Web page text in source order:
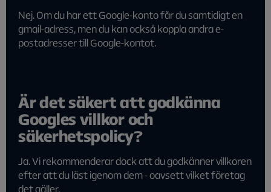
Nej. Om du har ett Google-konto får du samtidigt en
gmail-adress, men du kan också koppla andra e-
postadresser till Google-kontot.
Är det säkert att godkänna
Googles villkor och
säkerhetspolicy?
Ja. Vi rekommenderar dock att du godkänner villkoren
efter att du läst igenom dem - oavsett vilket företag
det gäller.